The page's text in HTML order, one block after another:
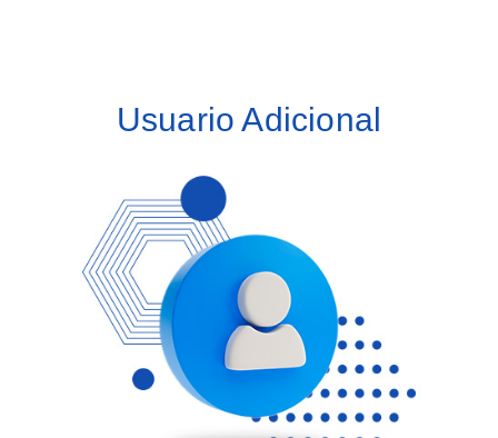
Usuario Adicional
Añade un usuario más a tu licencia SISO